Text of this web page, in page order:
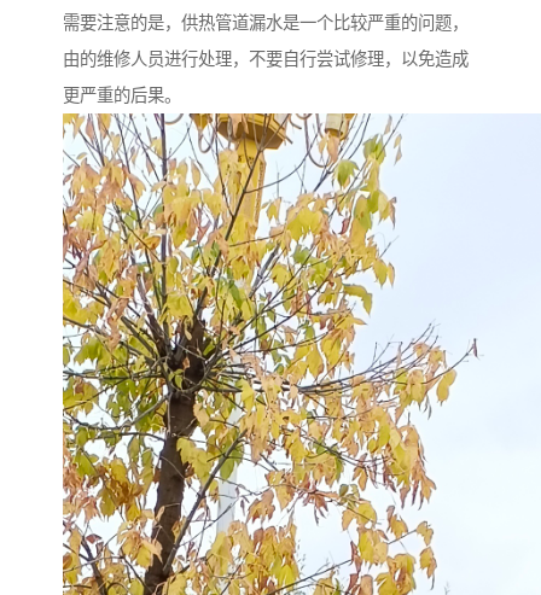
需要注意的是，供热管道漏水是一个比较严重的问题，
由的维修人员进行处理，不要自行尝试修理，以免造成
更严重的后果。